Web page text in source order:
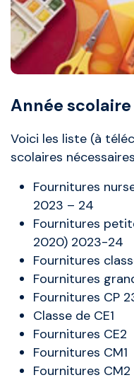
Année
Voici les liste (à
scolaires
Fournitures
2023 – 24
Fournitures
2020) 2023-24
Fournitures cla
Fournitures
Fournitures CP
Classe de CE1
Fournitures CE2
Fournitures CM1
Fournitures CM2